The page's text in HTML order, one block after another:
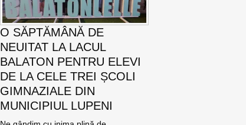
O SĂPTĂMÂNĂ DE
NEUITAT LA LACUL
BALATON PENTRU ELEVI
DE LA CELE TREI ȘCOLI
GIMNAZIALE DIN
MUNICIPIUL LUPENI